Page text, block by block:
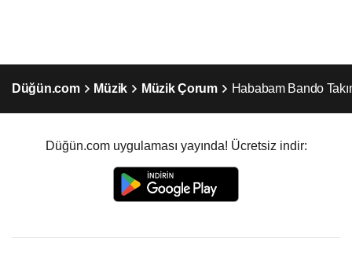
Düğün.com Müzik Müzik Çorum Hababam Bando
Düğün.com uygulaması yayında! Ücretsiz indir: